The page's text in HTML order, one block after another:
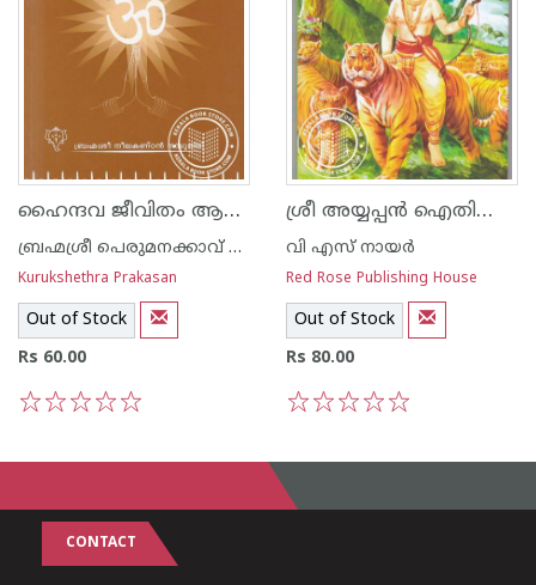
ഹൈന്ദവ ജീവിതം ആചാരങ്ങളും അനുഷ്ഠാനങ്ങളും
ബ്രഹ്മശ്രീ പെരുമനക്കാവ് നീലകണ്ഠന്‍ നമ്പുതിരി
Kurukshethra Prakasan
Out of Stock
Rs 60.00
ശ്രീ അയ്യപ്പന്‍ ഐതിഹ്യകഥകള്‍
വി എസ് നായര്‍
Red Rose Publishing House
Out of Stock
Rs 80.00
CONTACT